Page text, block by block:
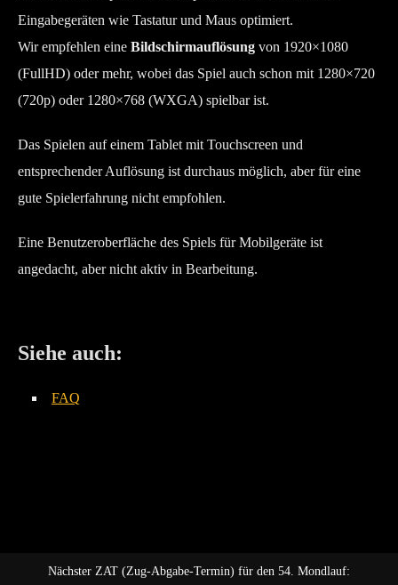
Eingabegeräten wie Tastatur und Maus optimiert.
Wir empfehlen eine Bildschirmauflösung von 1920×1080
(FullHD) oder mehr, wobei das Spiel auch schon mit 1280×720
(720p) oder 1280×768 (WXGA) spielbar ist.
Das Spielen auf einem Tablet mit Touchscreen und
entsprechender Auflösung ist durchaus möglich, aber für eine
gute Spielerfahrung nicht empfohlen.
Eine Benutzeroberfläche des Spiels für Mobilgeräte ist
angedacht, aber nicht aktiv in Bearbeitung.
Siehe auch:
FAQ
Nächster ZAT (Zug-Abgabe-Termin) für den 54. Mondlauf: